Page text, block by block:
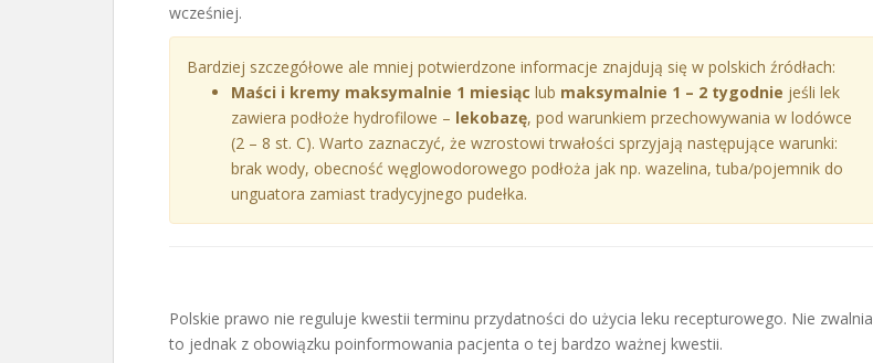
wcześniej.
Bardziej szczegółowe ale mniej potwierdzone informacje znajdują się w polskich źródłach:
Maści i kremy maksymalnie 1 miesiąc lub maksymalnie 1 – 2 tygodnie jeśli lek
zawiera podłoże hydrofilowe – lekobazę, pod warunkiem przechowywania w lodówce
(2 – 8 st. C). Warto zaznaczyć, że wzrostowi trwałości sprzyjają następujące warunki:
brak wody, obecność węglowodorowego podłoża jak np. wazelina, tuba/pojemnik do
unguatora zamiast tradycyjnego pudełka.
Polskie prawo nie reguluje kwestii terminu przydatności do użycia leku recepturowego. Nie zwalnia
to jednak z obowiązku poinformowania pacjenta o tej bardzo ważnej kwestii.